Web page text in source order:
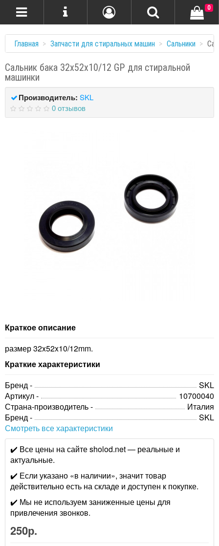
0
Главная Запчасти для стиральных машин Сальники
Сальник бака 32x52x10/12 GP для стиральной
машинки
Производитель: SKL
0 отзывов
Краткое описание
размер 32x52x10/12mm.
Краткие характеристики
Бренд -
SKL
Артикул -
10700040
Страна-производитель -
Италия
Бренд -
SKL
Смотреть все характеристики
✔️ Все цены на сайте sholod.net — реальные и
актуальные.
✔️ Если указано «в наличии», значит товар
действительно есть на складе и доступен к покупке.
✔️ Мы не используем заниженные цены для
привлечения звонков.
250р.